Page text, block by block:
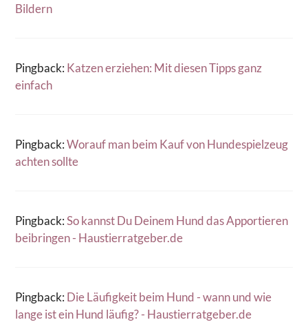
Bildern
Pingback: Katzen erziehen: Mit diesen Tipps ganz
einfach
Pingback:Worauf man beim Kauf von Hundespielzeug
achten sollte
Pingback:So kannst Du Deinem Hund das Apportieren
beibringen - Haustierratgeber.de
Pingback: Die Läufigkeit beim Hund - wann und wie
lange ist ein Hund läufig? - Haustierratgeber.de